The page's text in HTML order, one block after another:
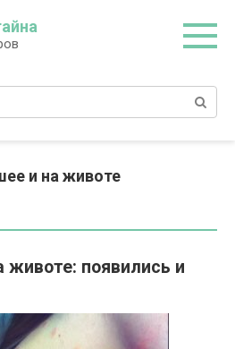
и на животе
животе: появились и